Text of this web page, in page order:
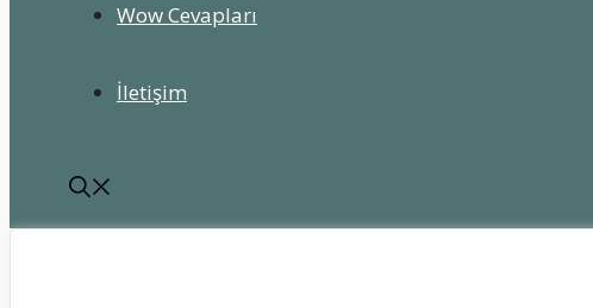
Wow Cevapları
İletişim